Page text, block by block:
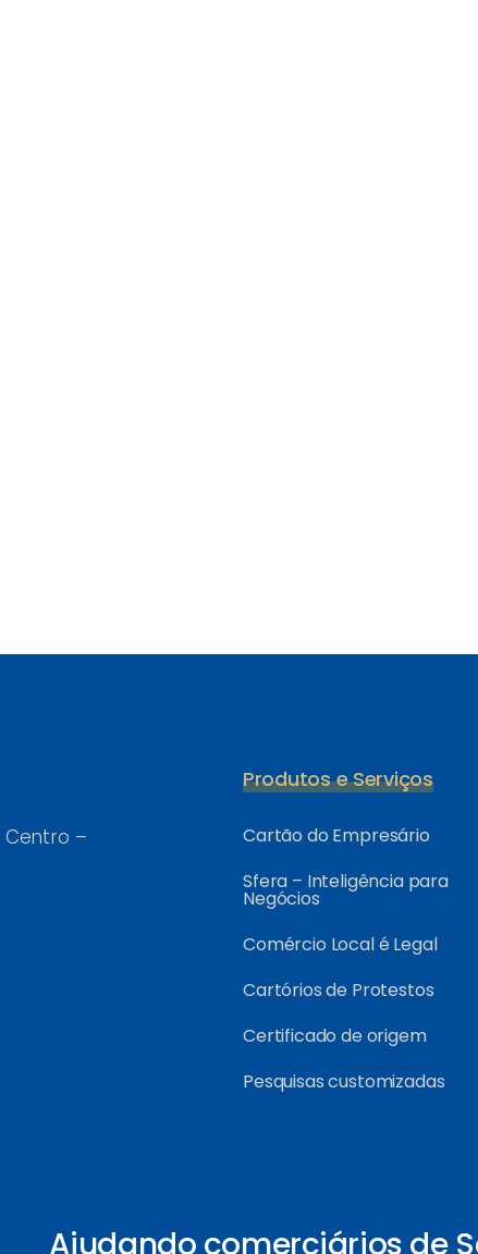
Centro –
Produtos e Serviços
Cartão do Empresário
Sfera – Inteligência para
Negócios
Comércio Local é Legal
Cartórios de Protestos
Certificado de origem
Pesquisas customizadas
Ajudando comerciários de